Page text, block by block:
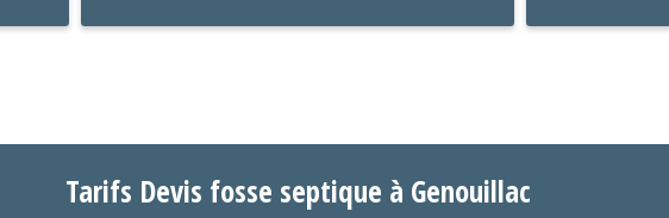
Tarifs Devis fosse septique à Genouillac